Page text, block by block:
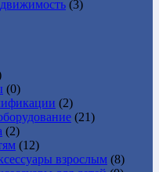
(3)
(0)
(2)
(21)
(2)
(12)
взрослым (8)